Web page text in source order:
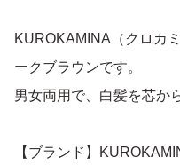
KUROKAMINA（クロカ
ークブラウンです。
男女両用で、白髪を芯か
【ブランド】